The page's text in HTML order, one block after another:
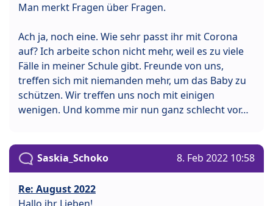
Man merkt Fragen über Fragen.
Ach ja, noch eine. Wie sehr passt ihr mit Corona
auf? Ich arbeite schon nicht mehr, weil es zu viele
Fälle in meiner Schule gibt. Freunde von uns,
treffen sich mit niemanden mehr, um das Baby zu
schützen. Wir treffen uns noch mit einigen
wenigen. Und komme mir nun ganz schlecht vor…
Saskia_Schoko 8. Feb 2022 10:58
Re: August 2022